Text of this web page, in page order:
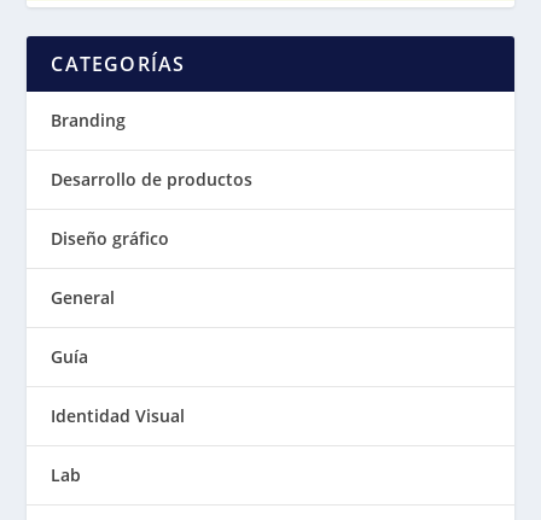
CATEGORÍAS
Branding
Desarrollo de productos
Diseño gráfico
General
Guía
Identidad Visual
Lab